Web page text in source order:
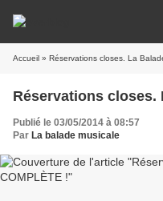
Accueil » Réservations closes. La
Réservations closes.
Publié le 03/05/2014 à 08:57
Par La balade musicale